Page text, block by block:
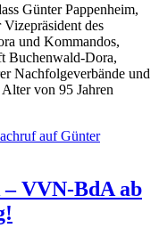
Günter Pappenheim,
des
und Kommandos,
Buchenwald-Dora,
Nachfolgeverbände und
von 95 Jahren
auf Günter
VVN-BdA ab